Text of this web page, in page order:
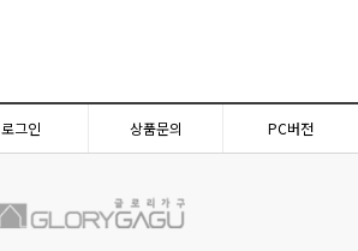
로그인 상품문의 PC버전